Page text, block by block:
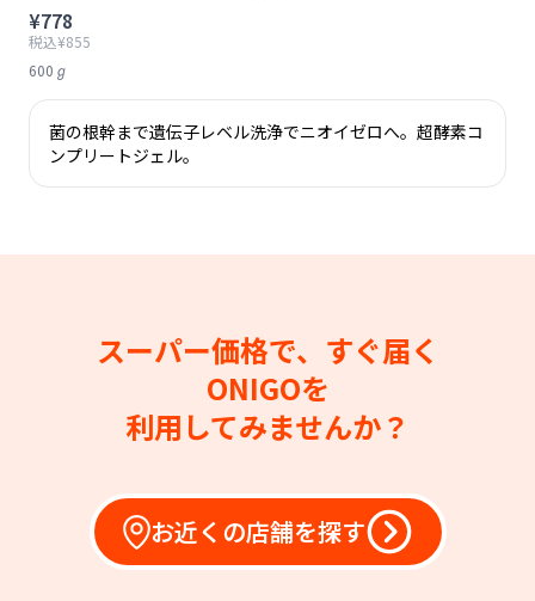
¥778
税込¥855
600ℊ
菌の根幹まで遺伝子レベル洗浄でニオイゼロへ。超酵素コ
ンプリートジェル。
スーパー価格で、すぐ届く
ONIGOを
利用してみませんか？
お近くの店舗を探す